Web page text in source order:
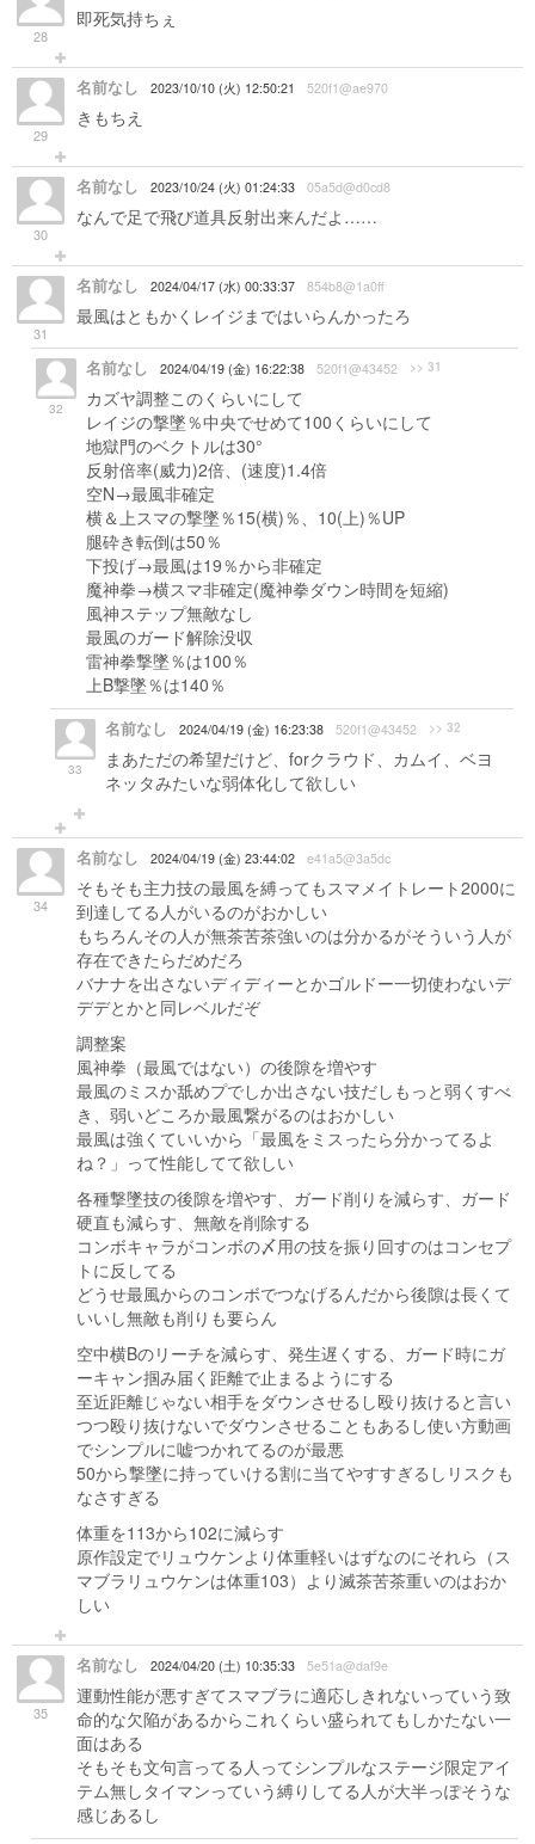
28
即死気持ちぇ
29
名前なし 2023/10/10 (火) 12:50:21 520f1@ae970
きもちえ
30
名前なし 2023/10/24 (火) 01:24:33 05a5d@d0cd8
なんで足で飛び道具反射出来んだよ……
31
名前なし 2024/04/17 (水) 00:33:37 854b8@1a0ff
最風はともかくレイジまではいらんかったろ
32
名前なし 2024/04/19 (金) 16:22:38 520f1@43452 >> 31
カズヤ調整このくらいにして
レイジの撃墜％中央でせめて100くらいにして
地獄門のベクトルは30°
反射倍率(威力)2倍、(速度)1.4倍
空N→最風非確定
横＆上スマの撃墜％15(横)％、10(上)％UP
腿砕き転倒は50％
下投げ→最風は19％から非確定
魔神拳→横スマ非確定(魔神拳ダウン時間を短縮)
風神ステップ無敵なし
最風のガード解除没収
雷神拳撃墜％は100％
上B撃墜％は140％
33
名前なし 2024/04/19 (金) 16:23:38 520f1@43452 >> 32
まあただの希望だけど、forクラウド、カムイ、ベヨ
ネッタみたいな弱体化して欲しい
34
名前なし 2024/04/19 (金) 23:44:02 e41a5@3a5dc
そもそも主力技の最風を縛ってもスマメイトレート2000に
到達してる人がいるのがおかしい
もちろんその人が無茶苦茶強いのは分かるがそういう人が
存在できたらだめだろ
バナナを出さないディディーとかゴルドー一切使わないデ
デデとかと同レベルだぞ
調整案
風神拳（最風ではない）の後隙を増やす
最風のミスか舐めプでしか出さない技だしもっと弱くすべ
き、弱いどころか最風繋がるのはおかしい
最風は強くていいから「最風をミスったら分かってるよ
ね？」って性能してて欲しい
各種撃墜技の後隙を増やす、ガード削りを減らす、ガード
硬直も減らす、無敵を削除する
コンボキャラがコンボの〆用の技を振り回すのはコンセプ
トに反してる
どうせ最風からのコンボでつなげるんだから後隙は長くて
いいし無敵も削りも要らん
空中横Bのリーチを減らす、発生遅くする、ガード時にガ
ーキャン掴み届く距離で止まるようにする
至近距離じゃない相手をダウンさせるし殴り抜けると言い
つつ殴り抜けないでダウンさせることもあるし使い方動画
でシンプルに嘘つかれてるのが最悪
50から撃墜に持っていける割に当てやすすぎるしリスクも
なさすぎる
体重を113から102に減らす
原作設定でリュウケンより体重軽いはずなのにそれら（ス
マブラリュウケンは体重103）より滅茶苦茶重いのはおか
しい
35
名前なし 2024/04/20 (土) 10:35:33 5e51a@daf9e
運動性能が悪すぎてスマブラに適応しきれないっていう致
命的な欠陥があるからこれくらい盛られてもしかたない一
面はある
そもそも文句言ってる人ってシンプルなステージ限定アイ
テム無しタイマンっていう縛りしてる人が大半っぽそうな
感じあるし